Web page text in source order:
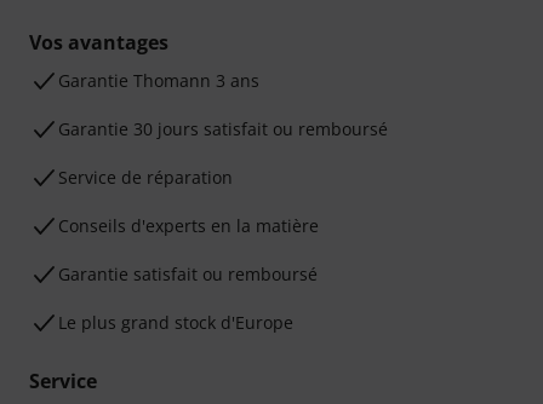
Vos avantages
Ga­ran­tie Thomann 3 ans
Garantie 30 jours satisfait ou remboursé
Service de réparation
Conseils d'experts en la matière
Garantie satisfait ou remboursé
Le plus grand stock d'Europe
Service